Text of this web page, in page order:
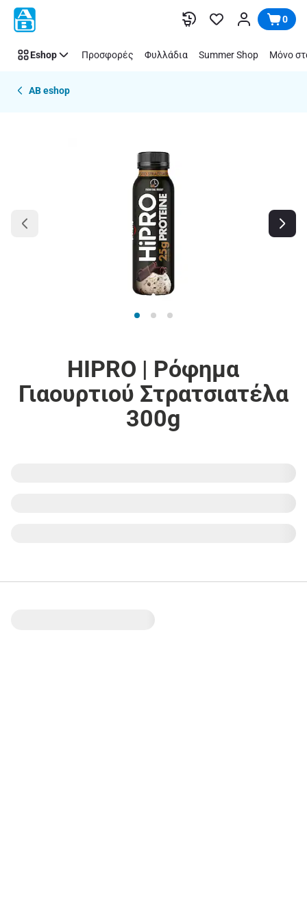
Παράλειψη 0
Eshop Προσφορές Φυλλάδια Summer Shop Μόνο
AB eshop
HIPRO | Ρόφημα
Γιαουρτιού Στρατσιατέλα
300g